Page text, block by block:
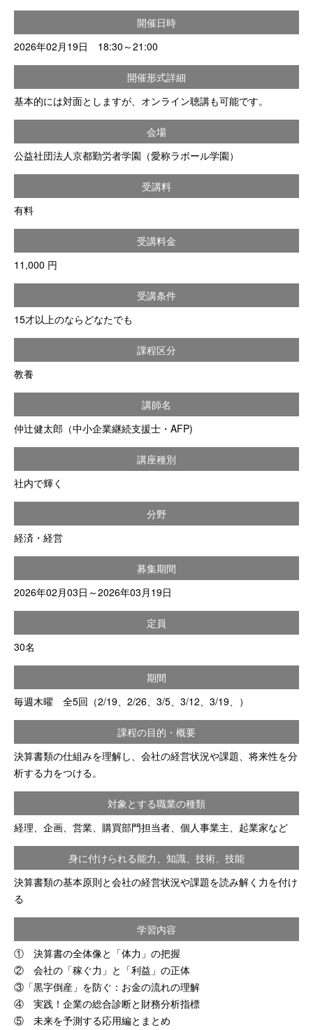
開催日時
2026年02月19日 18:30～21:00
開催形式詳細
基本的には対面としますが、オンライン聴講も可能です。
会場
公益社団法人京都勤労者学園（愛称ラボール学園）
受講料
有料
受講料金
11,000 円
受講条件
15才以上のならどなたでも
課程区分
教養
講師名
仲辻健太郎（中小企業継続支援士・AFP)
講座種別
社内で輝く
分野
経済・経営
募集期間
2026年02月03日～2026年03月19日
定員
30名
期間
毎週木曜 全5回（2/19、2/26、3/5、3/12、3/19、）
課程の目的・概要
決算書類の仕組みを理解し、会社の経営状況や課題、将来性を分
析する力をつける。
対象とする職業の種類
経理、企画、営業、購買部門担当者、個人事業主、起業家など
身に付けられる能力、知識、技術、技能
決算書類の基本原則と会社の経営状況や課題を読み解く力を付け
る
学習内容
① 決算書の全体像と「体力」の把握
② 会社の「稼ぐ力」と「利益」の正体
③「黒字倒産」を防ぐ：お金の流れの理解
④ 実践！企業の総合診断と財務分析指標
⑤ 未来を予測する応用編とまとめ